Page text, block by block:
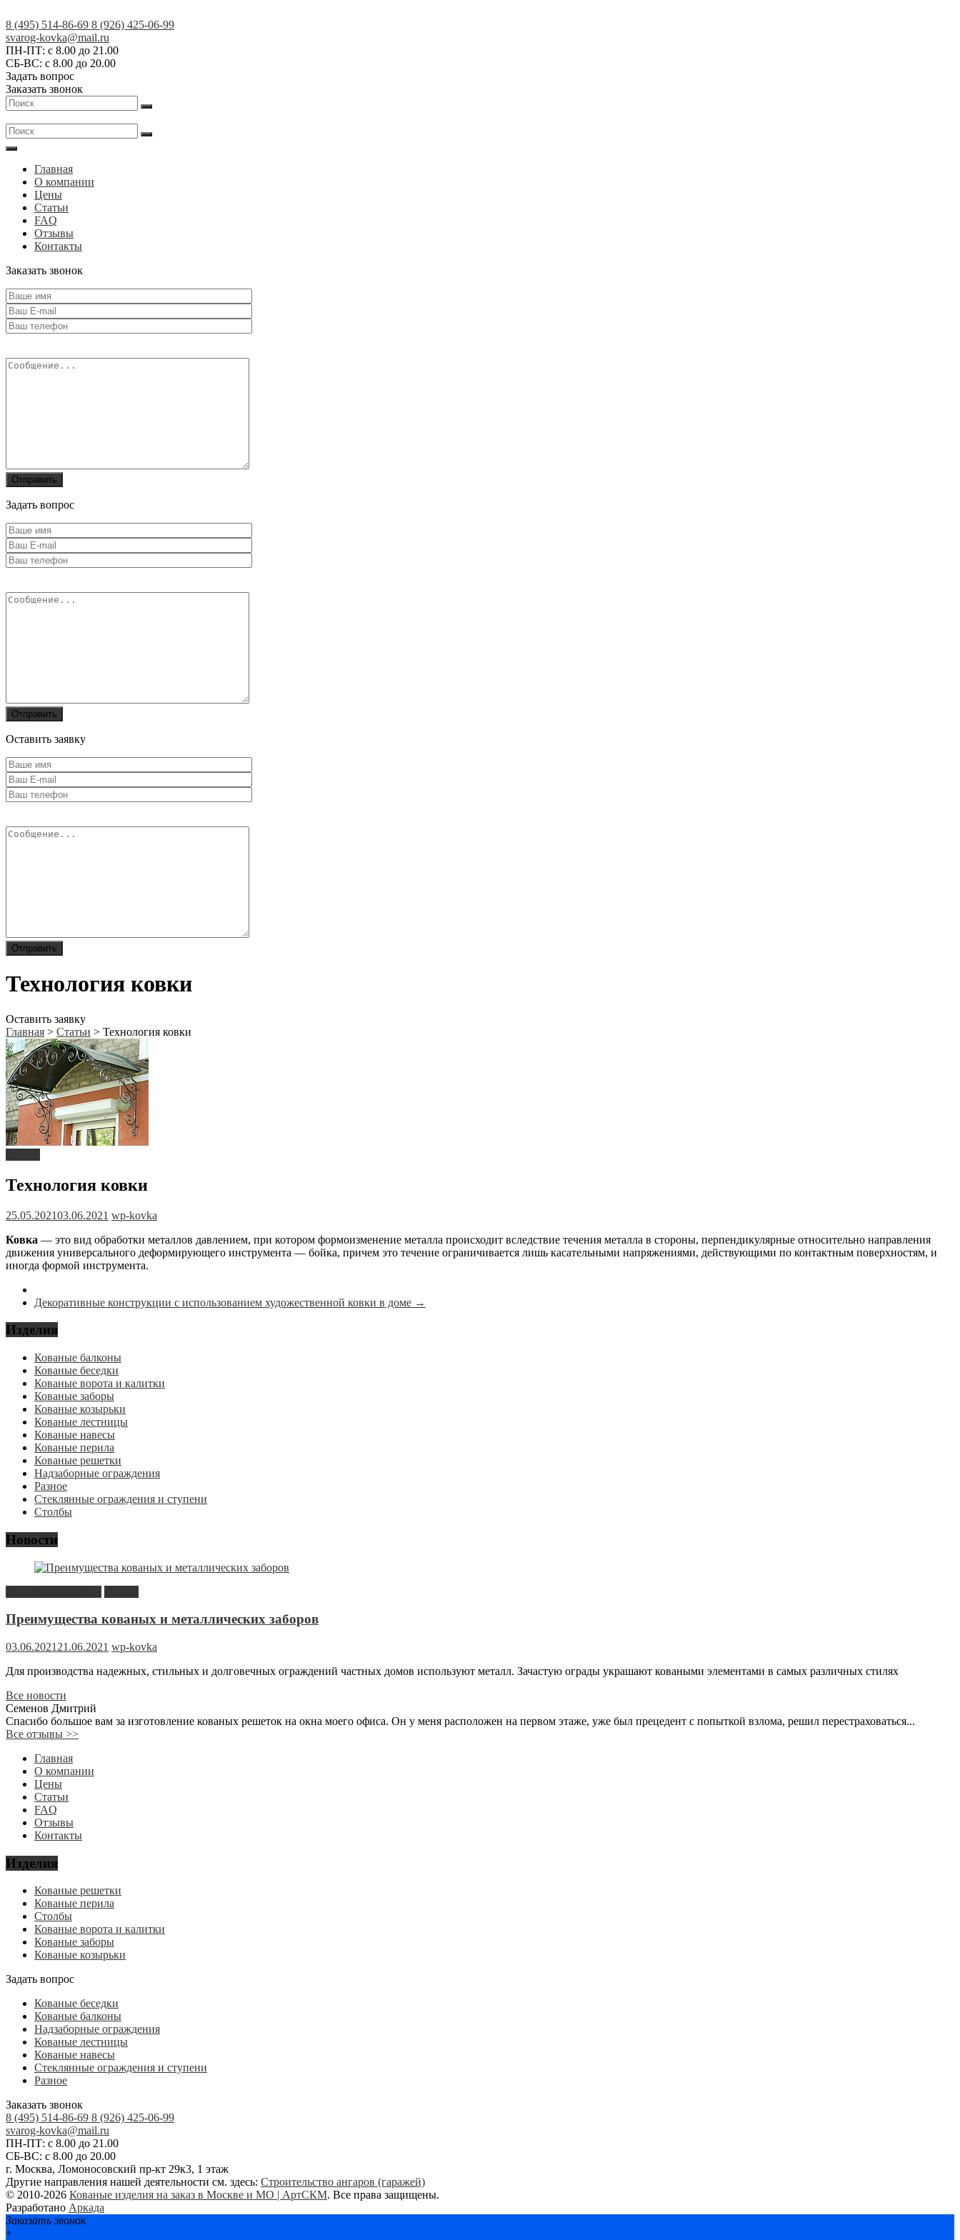
to
content
Кованые
изделия
на
заказ
в
и
МО
АртСКМ
8 (495) 514-86-69 8 (926) 425-06-99
svarog-kovka@mail.ru
ПН-ПТ: с 8.00 до 21.00
СБ-ВС: с 8.00 до 20.00
Задать вопрос
Заказать звонок
Главная
О компании
Цены
Статьи
FAQ
Отзывы
Контакты
Заказать звонок
Задать вопрос
Оставить заявку
Технология ковки
Оставить заявку
Главная > Статьи > Технология ковки
Технология ковки
25.05.202103.06.2021 wp-kovka
Ковка — это вид обработки металлов давлением, при котором формоизменение металла происходит вследствие течения металла в стороны, перпендикулярные относительно направления
движения универсального деформирующего инструмента — бойка, причем это течение ограничивается лишь касательными напряжениями, действующими по контактным поверхностям, и
иногда формой инструмента.
Декоративные конструкции с использованием художественной ковки в доме →
Изделия
Кованые балконы
Кованые беседки
Кованые ворота и калитки
Кованые заборы
Кованые козырьки
Кованые лестницы
Кованые навесы
Кованые перила
Кованые решетки
Надзаборные ограждения
Разное
Стеклянные ограждения и ступени
Столбы
Новости
Преимущества кованых и металлических заборов
03.06.2021 21.06.2021 wp-kovka
Для производства надежных, стильных и долговечных ограждений частных домов используют металл. Зачастую ограды украшают коваными элементами в самых различных стилях
Все новости
Семенов Дмитрий
Спасибо большое вам за изготовление кованых решеток на окна моего офиса. Он у меня расположен на первом этаже, уже был прецедент с попыткой взлома, решил перестраховаться...
Все отзывы >>
Главная
О компании
Цены
Статьи
FAQ
Отзывы
Контакты
Изделия
Кованые решетки
Кованые перила
Столбы
Кованые ворота и калитки
Кованые заборы
Кованые козырьки
Задать вопрос
Кованые беседки
Кованые балконы
Надзаборные ограждения
Кованые лестницы
Кованые навесы
Стеклянные ограждения и ступени
Разное
Заказать звонок
8 (495) 514-86-69 8 (926) 425-06-99
svarog-kovka@mail.ru
ПН-ПТ: с 8.00 до 21.00
СБ-ВС: с 8.00 до 20.00
г. Москва, Ломоносовский пр-кт 29к3, 1 этаж
Другие направления нашей деятельности см. здесь: Строительство ангаров (гаражей)
© 2010-2026 Кованые изделия на заказ в Москве и МО | АртСКМ. Все права защищены.
Разработано Аркада
Заказать звонок
+